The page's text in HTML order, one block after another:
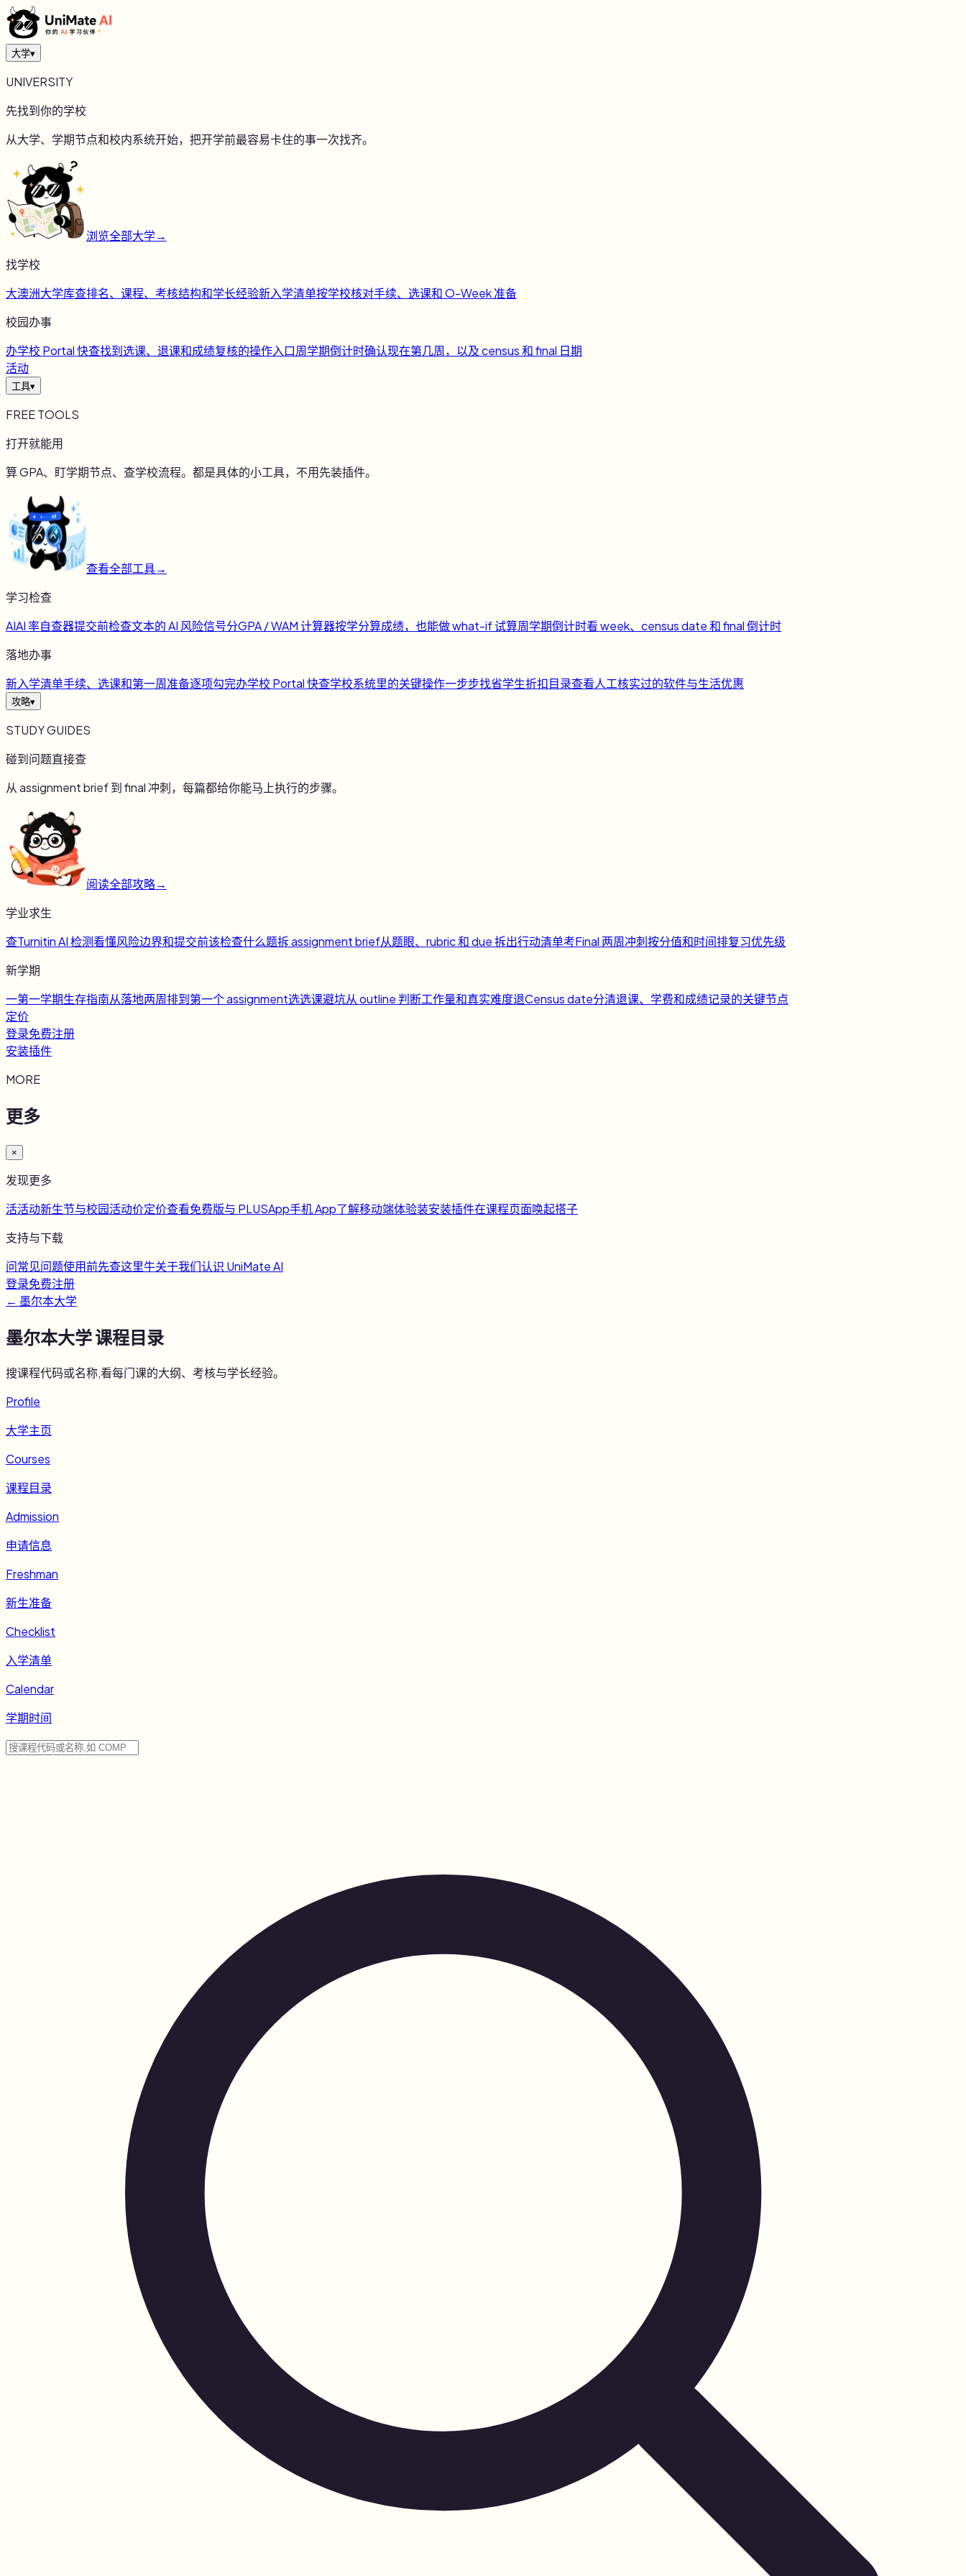
大学▾
UNIVERSITY
先找到你的学校
从大学、学期节点和校内系统开始，把开学前最容易卡住的事一次找齐。
浏览全部大学→
找学校
大澳洲大学库查排名、课程、考核结构和学长经验新入学清单按学校核对手续、选课和 O-Week 准备
校园办事
办学校 Portal 快查找到选课、退课和成绩复核的操作入口周学期倒计时确认现在第几周，以及 census 和 final 日期
活动
工具▾
FREE TOOLS
打开就能用
算 GPA、盯学期节点、查学校流程。都是具体的小工具，不用先装插件。
查看全部工具→
学习检查
AIAI 率自查器提交前检查文本的 AI 风险信号分GPA / WAM 计算器按学分算成绩，也能做 what-if 试算周学期倒计时看 week、census date 和 final 倒计时
落地办事
新入学清单手续、选课和第一周准备逐项勾完办学校 Portal 快查学校系统里的关键操作一步步找省学生折扣目录查看人工核实过的软件与生活优惠
攻略▾
STUDY GUIDES
碰到问题直接查
从 assignment brief 到 final 冲刺，每篇都给你能马上执行的步骤。
阅读全部攻略→
学业求生
查Turnitin AI 检测看懂风险边界和提交前该检查什么题拆 assignment brief从题眼、rubric 和 due 拆出行动清单考Final 两周冲刺按分值和时间排复习优先级
新学期
一第一学期生存指南从落地两周排到第一个 assignment选选课避坑从 outline 判断工作量和真实难度退Census date分清退课、学费和成绩记录的关键节点
定价
登录免费注册
安装插件
MORE
更多
×
发现更多
活活动新生节与校园活动价定价查看免费版与 PLUSApp手机 App了解移动端体验装安装插件在课程页面唤起搭子
支持与下载
问常见问题使用前先查这里牛关于我们认识 UniMate AI
登录免费注册
← 墨尔本大学
墨尔本大学课程目录
搜课程代码或名称,看每门课的大纲、考核与学长经验。
Profile
大学主页
Courses
课程目录
Admission
申请信息
Freshman
新生准备
Checklist
入学清单
Calendar
学期时间